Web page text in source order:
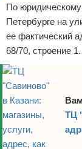
По
Петербурге на
ее фактический
68/70, строение 1.
ТЦ